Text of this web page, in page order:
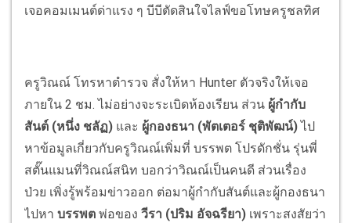
เจอคอมเมนต์ด่าแรง ๆ บีบีตัดสินใจไลฟ์ขอโทษครูชลทิศ
ครูวิณณ์ โทรหาตำรวจ สั่งให้หา Hunter ตัวจริงให้เจอ
ภายใน 2 ชม. ไม่อย่างจะระเบิดห้องเรียน ส่วน ผู้กำกับ
สันต์ (หนึ่ง ชลัฏ) และ ผู้กองธนา (พัตเตอร์ ชุติพัฒน์)ไป
หาข้อมูลเกี่ยวกับครูวิณณ์เพิ่มที่ บรรพต โปรดักชั่น รุ่นพี่
สตั๊นแมนที่วิณณ์สนิท บอกว่าวิณณ์เป็นคนดี ส่วนเรื่อง
ป่วย เพิ่งรู้พร้อมข่าวออก ต่อมาผู้กำกับสันต์และผู้กองธนา
ไปหา บรรพต พ่อของ วีรา (ปริม อัจฉรียา) เพราะสงสัยว่า